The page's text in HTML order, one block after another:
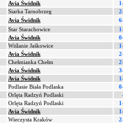
Avia Świdnik
Siarka Tarnobrzeg
Avia Świdnik
Star Starachowice
Avia Świdnik
Wiślanie Jaśkowice
Avia Świdnik
Chełmianka Chełm
Avia Świdnik
Avia Świdnik
Podlasie Biała Podlaska
Orlęta Radzyń Podlaski
Orlęta Radzyń Podlaski
Avia Świdnik
Wieczysta Kraków